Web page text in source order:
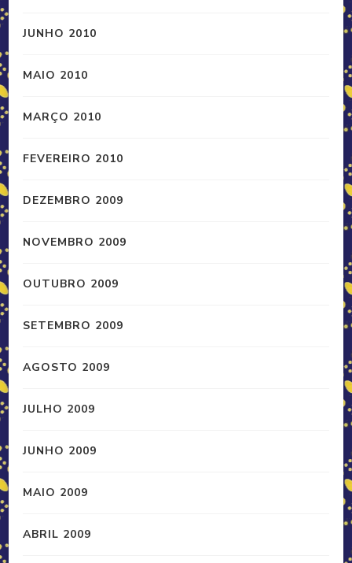
JUNHO 2010
MAIO 2010
MARÇO 2010
FEVEREIRO 2010
DEZEMBRO 2009
NOVEMBRO 2009
OUTUBRO 2009
SETEMBRO 2009
AGOSTO 2009
JULHO 2009
JUNHO 2009
MAIO 2009
ABRIL 2009